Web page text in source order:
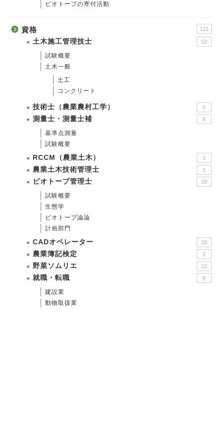
ビオトープの寄付活動
資格 121
土木施工管理技士 53
試験概要
土木一般
土工
コンクリート
技術士（農業農村工学） 6
測量士・測量士補 8
基準点測量
試験概要
RCCM（農業土木） 1
農業土木技術管理士 1
ビオトープ管理士 18
試験概要
生態学
ビオトープ論論
計画部門
CADオペレーター 18
農業簿記検定 1
野菜ソムリエ 12
就職・転職 5
建設業
動物取扱業